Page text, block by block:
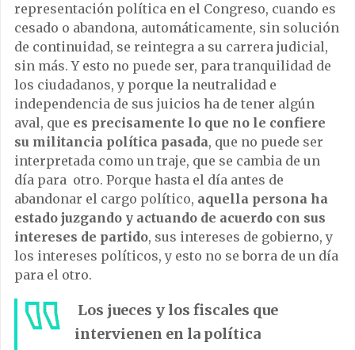
representación política en el Congreso, cuando es
cesado o abandona, automáticamente, sin solución
de continuidad, se reintegra a su carrera judicial,
sin más. Y esto no puede ser, para tranquilidad de
los ciudadanos, y porque la neutralidad e
independencia de sus juicios ha de tener algún
aval, que es precisamente lo que no le confiere
su militancia política pasada, que no puede ser
interpretada como un traje, que se cambia de un
día para otro. Porque hasta el día antes de
abandonar el cargo político, aquella persona ha
estado juzgando y actuando de acuerdo con sus
intereses de partido, sus intereses de gobierno, y
los intereses políticos, y esto no se borra de un día
para el otro.
Los jueces y los fiscales que
intervienen en la política